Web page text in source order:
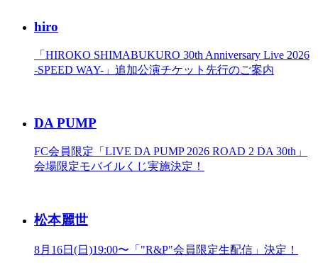
hiro
「HIROKO SHIMABUKURO 30th Anniversary Live 2026
-SPEED WAY-」追加公演チケット先行のご案内
DA PUMP
FC会員限定「LIVE DA PUMP 2026 ROAD 2 DA 30th」
会場限定モバイルくじ実施決定！
松本麗世
8月16日(日)19:00〜「"R&P"会員限定生配信」決定！